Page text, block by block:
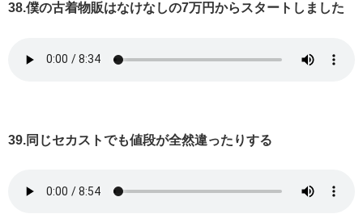
38.僕の古着物販はなけなしの7万円からスタートしました
39.同じセカストでも値段が全然違ったりする